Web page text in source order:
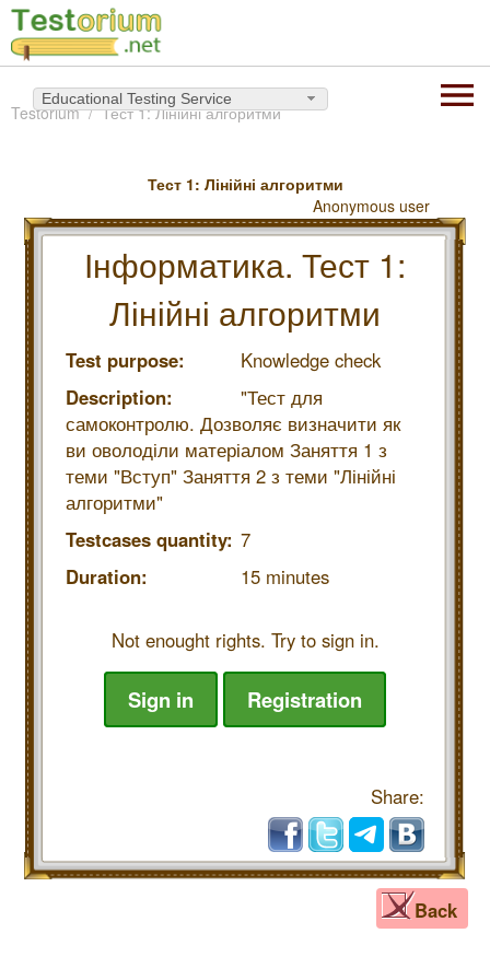
Educational Testing Service
Testorium Тест 1: Лінійні алгоритми
Тест 1: Лінійні алгоритми
Anonymous user
Інформатика. Тест 1:
Лінійні алгоритми
Test purpose:
Knowledge check
Description:
"Тест для
самоконтролю. Дозволяє визначити як
ви оволоділи матеріалом Заняття 1 з
теми "Вступ" Заняття 2 з теми "Лінійні
алгоритми"
Testcases quantity: 7
Duration:
15 minutes
Not enought rights. Try to sign in.
Sign in Registration
Share:
Back